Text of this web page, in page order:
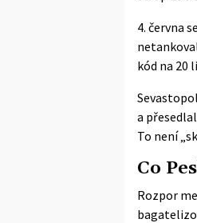
4. června
kód na 20
a
To není
Co
Rozpor